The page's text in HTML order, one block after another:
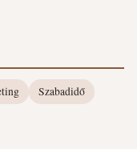
Szabadidő